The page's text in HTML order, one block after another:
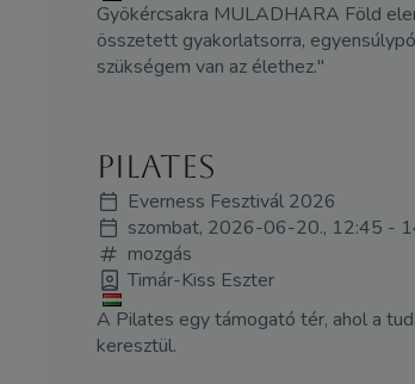
Gyökércsakra MULADHARA Föld
összetett gyakorlatsorra,
szükségem van az élethez."
Pilates
Everness Fesztivál 2026
szombat, 2026-06-20., 12:45 -
mozgás
Timár-Kiss Eszter
A Pilates egy támogató tér, ahol a
keresztül.